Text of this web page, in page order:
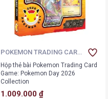
POKEMON TRADING CARD
GAME
Hộp thẻ bài Pokemon Trading Card
Game: Pokemon Day 2026
Collection
1.009.000 ₫